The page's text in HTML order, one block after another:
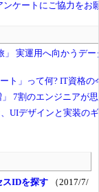
スIDを探す （2017/7/